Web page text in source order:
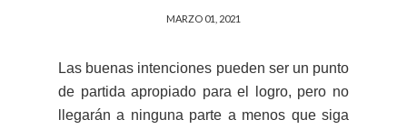
MARZO 01, 2021
Las buenas intenciones pueden ser un punto
de partida apropiado para el logro, pero no
llegarán a ninguna parte a menos que siga